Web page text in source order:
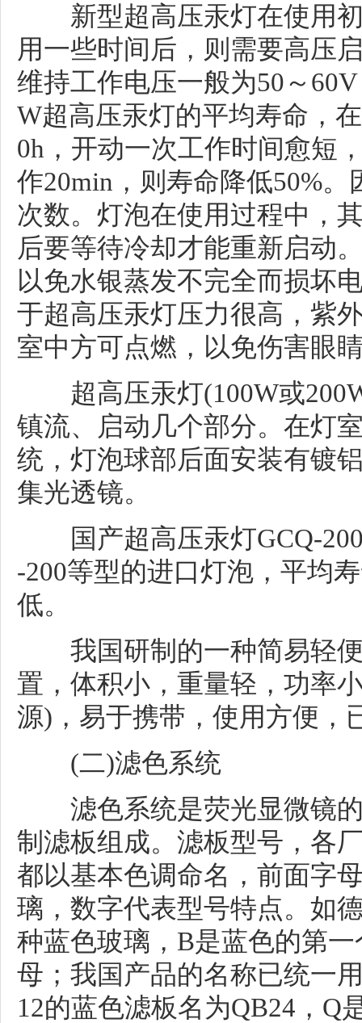
新型超高压汞灯在使用初
用一些时间后，则需要高压
维持工作电压一般为50～
W超高压汞灯的平均寿命，
0h，开动一次工作时间愈短
作20min，则寿命降低50%
次数。灯泡在使用过程中，
后要等待冷却才能重新启动
以免水银蒸发不完全而损坏
于超高压汞灯压力很高，紫
室中方可点燃，以免伤害眼
超高压汞灯(100W或
镇流、启动几个部分。在灯
统，灯泡球部后面安装有镀
集光透镜。
国产超高压汞灯GCQ-200
-200等型的进口灯泡，平均
低。
我国研制的一种简易轻便
置，体积小，重量轻，功率
源)，易于携带，使用方便，
(二)滤色系统
滤色系统是荧光显微镜的
制滤板组成。滤板型号，各
都以基本色调命名，前面字
璃，数字代表型号特点。如
种蓝色玻璃，B是蓝色的第
母；我国产品的名称已统一
12的蓝色滤板名为QB24，Q